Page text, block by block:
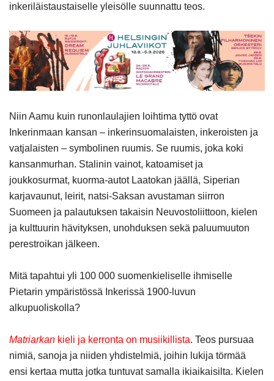
inkeriläistaustaiselle yleisölle suunnattu teos.
Niin Aamu kuin runonlaulajien loihtima tyttö ovat
Inkerinmaan kansan – inkerinsuomalaisten, inkeroisten ja
vatjalaisten – symbolinen ruumis. Se ruumis, joka koki
kansanmurhan. Stalinin vainot, katoamiset ja
joukkosurmat, kuorma-autot Laatokan jäällä, Siperian
karjavaunut, leirit, natsi-Saksan avustaman siirron
Suomeen ja palautuksen takaisin Neuvostoliittoon, kielen
ja kulttuurin hävityksen, unohduksen sekä paluumuuton
perestroikan jälkeen.
Mitä tapahtui yli 100 000 suomenkieliselle ihmiselle
Pietarin ympäristössä Inkerissä 1900-luvun
alkupuoliskolla?
Matriarkan kieli ja kerronta on musiikillista. Teos pursuaa
nimiä, sanoja ja niiden yhdistelmiä, joihin lukija törmää
ensi kertaa mutta jotka tuntuvat samalla ikiaikaisilta. Kielen